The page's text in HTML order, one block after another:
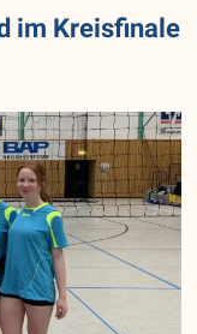
im Kreisfinale